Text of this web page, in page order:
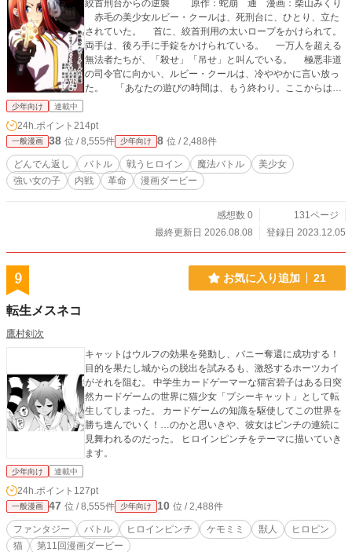
絞首刑台からの逆襲 原作：蛇崩 通 漫画：柴山みくり
赤毛の美少女ルビー・クールは、死刑台に、ひとり、立た
されていた。 首に、絞首刑用の太いロープをかけられて。
両手は、後ろ手に手錠をかけられている。 一万人を超える
無法者たちが、「殺せ」「吊せ」と叫んでいる。 極悪非道
の司令官に向かい、ルビー・クールは、冷ややかに言い放っ
た。 「あなたの遊びの時間は、もう終わり。ここからは、
著者註：本作品における魔法は、すべて幻（まぼろし）のた
め、数秒から十数秒で消滅する。魔法力が強い一流の魔女
は、幻痛による心臓麻痺で人間を殺せる。だがルビー・クー
ルは、釘などの小さな魔法構造物しか作れない。 ［＜帝都
大乱編＞の第7章までの概要］ クリスマスの二週間ほど
起した。帝都大乱の勃発である。警察機能は停止し、街は無
法地帯と化した。 無産者革命党は、人間の盾とするため、
クールは、決意した。自分が、拉致された子どもたちを救出
する、と。無産者革命党のアジトに乗り込んで。 しかし、
リアとの共闘交渉の最中、高級な毛皮を纏った金髪美女が現
れる。彼女は、ローズと名のるが…… ※2023年12月5日
(火)6日(水)15日(金)17日(日)2024年1月2日(火)2025年12月16
日(火)17日（水）21日(日)に、少年向け部門で1位になりまし
た。読者の皆様、ルビー・クールへの応援、ありがとうござ
います。今後も応援よろしくお願いします。 ※本作品は、
小説の一部を漫画化したものです。小説のアマゾンKindle版
は、2023年11月4日（土）5日（日）、12月16日(土)17日(日)
位になりました。応援ありがとうございます。 ※蛇崩通の
ホームページはこちらhttps://u6vi9.hp.peraichi.com/ （レビュ
ーなどが掲載されています） 新しいホームページは、こち
らhttps://jakuzure.p-kit.com/
少年向け 連載中
24h.ポイント 214pt
一般漫画 38 位 / 8,555件 少年向け 8 位 / 2,488件
どんでん返し バトル 戦うヒロイン 魔法バトル
美少女
強い女の子
内戦 革命 漫画ダービー
感想数 0
131ページ
最終更新日 2026.08.08
登録日 2023.12.05
9 お気に入り追加 21
転生メスネコ
鷹村剣次
キャットはウルフの効果を発動し、バニー奪還に成功する！
目的を果たし城からの脱出を試みるも、激怒するホーツカイ
がそれを阻む。 中学生カードゲーマーな猫宮碧子はある日突
然カードゲームの世界に猫少女「プシーキャット」として転
生してしまった。 カードゲームの知識を駆使してこの世界を
勝ち進んでいく！…のかと思いきや、彼女はピンチの連続に
見舞われるのだった。 ヒロインピンチをテーマに描いていき
ます。
少年向け 連載中
24h.ポイント 127pt
一般漫画 47 位 / 8,555件 少年向け 10 位 / 2,488件
ファンタジー バトル ヒロインピンチ ケモミミ 獣人
ヒロピン
猫
第11回漫画ダービー